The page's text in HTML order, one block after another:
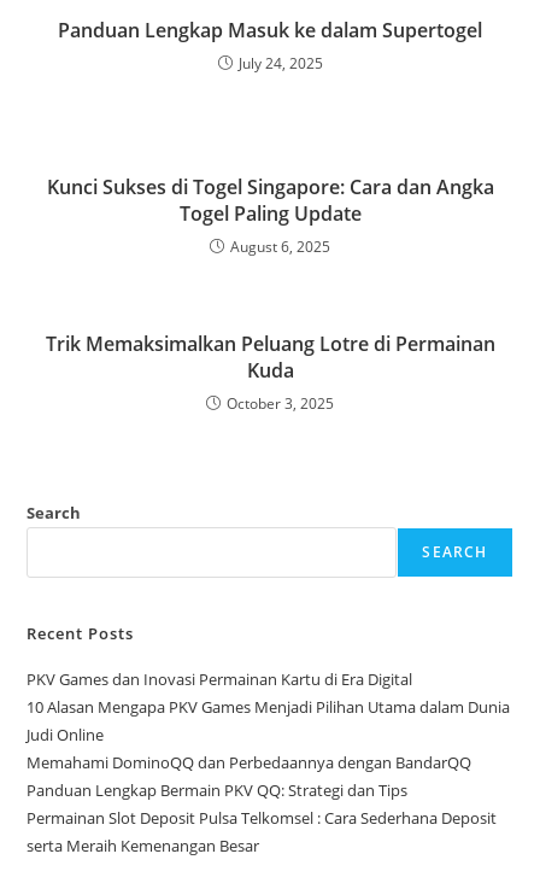
Panduan Lengkap Masuk ke dalam Supertogel
July 24, 2025
Kunci Sukses di Togel Singapore: Cara dan Angka
Togel Paling Update
August 6, 2025
Trik Memaksimalkan Peluang Lotre di Permainan
Kuda
October 3, 2025
Search
SEARCH
Recent Posts
PKV Games dan Inovasi Permainan Kartu di Era Digital
10 Alasan Mengapa PKV Games Menjadi Pilihan Utama dalam Dunia
Judi Online
Memahami DominoQQ dan Perbedaannya dengan BandarQQ
Panduan Lengkap Bermain PKV QQ: Strategi dan Tips
Permainan Slot Deposit Pulsa Telkomsel : Cara Sederhana Deposit
serta Meraih Kemenangan Besar